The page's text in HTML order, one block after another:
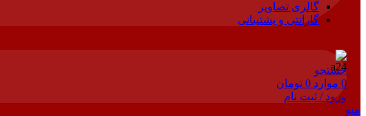
گالری تصاویر
گارانتی و پشتیبانی
جستجو
0 موارد 0 تومان
ورود / ثبت نام
منو